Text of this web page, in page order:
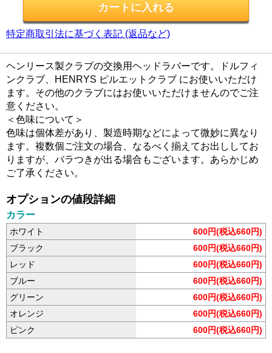
特定商取引法に基づく表記 (返品など)
ヘンリース製クラブの交換用ヘッドラバーです。ドルフィ
ンクラブ、HENRYS ピルエットクラブ にお使いいただけ
ます。その他のクラブにはお使いいただけませんのでご注
意ください。
＜色味について＞
色味は個体差があり、製造時期などによって微妙に異なり
ます。複数個ご注文の場合、なるべく揃えてお出ししてお
りますが、バラつきが出る場合もございます。あらかじめ
ご了承ください。
オプションの値段詳細
カラー
ホワイト
600円(税込660円)
ブラック
600円(税込660円)
レッド
600円(税込660円)
ブルー
600円(税込660円)
グリーン
600円(税込660円)
オレンジ
600円(税込660円)
ピンク
600円(税込660円)